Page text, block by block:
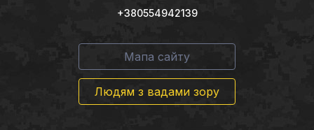
+380554942139
Мапа сайту
Людям з вадами зору